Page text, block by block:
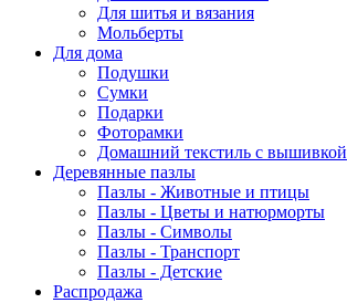
Для шитья и вязания
Мольберты
Для дома
Подушки
Сумки
Подарки
Фоторамки
Домашний текстиль с вышивкой
Деревянные пазлы
Пазлы - Животные и птицы
Пазлы - Цветы и натюрморты
Пазлы - Символы
Пазлы - Транспорт
Пазлы - Детские
Распродажа